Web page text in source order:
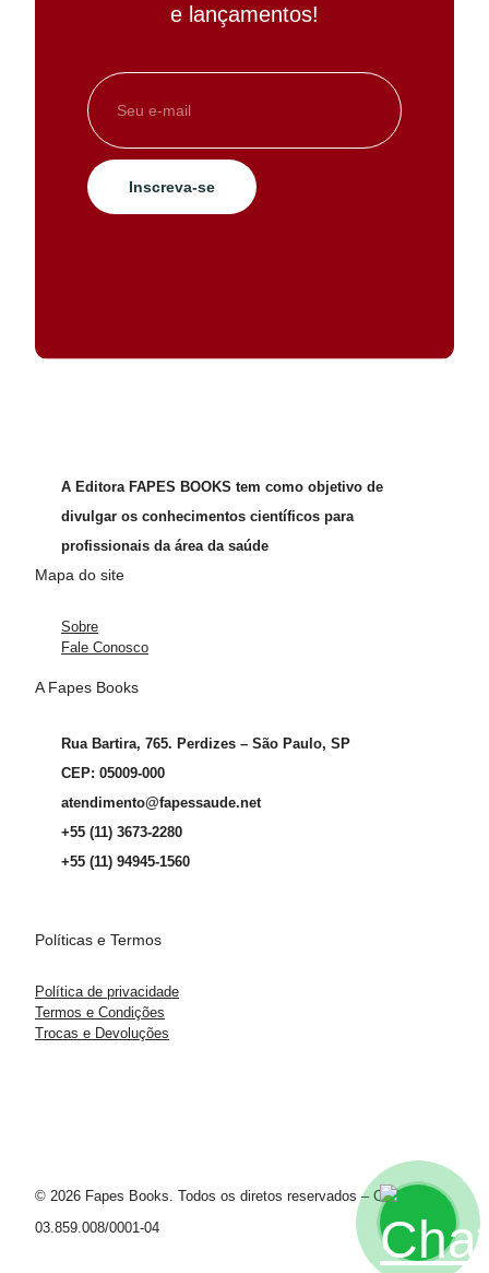
e lançamentos!
Inscreva-se
A Editora FAPES BOOKS tem como objetivo de
divulgar os conhecimentos científicos para
profissionais da área da saúde
Mapa do site
Sobre
Fale Conosco
A Fapes Books
Rua Bartira, 765. Perdizes – São Paulo, SP
CEP: 05009-000
atendimento@fapessaude.net
+55 (11) 3673-2280
+55 (11) 94945-1560
Políticas e Termos
Política de privacidade
Termos e Condições
Trocas e Devoluções
© 2026 Fapes Books. Todos os diretos reservados – CNPJ
03.859.008/0001-04